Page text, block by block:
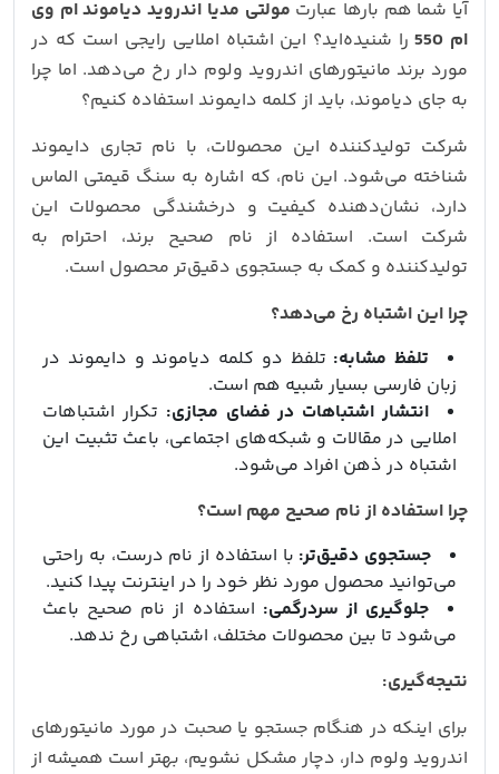
آیا شما هم بارها عبارت مولتی مدیا اندروید دیاموند ام وی
ام 550
را شنیده‌اید؟ این اشتباه املایی رایجی است که در
مورد برند مانیتورهای اندروید ولوم دار رخ می‌دهد. اما چرا
به جای دیاموند، باید از کلمه دایموند استفاده کنیم؟
شرکت تولیدکننده این محصولات، با نام تجاری دایموند
شناخته می‌شود. این نام، که اشاره به سنگ قیمتی الماس
دارد، نشان‌دهنده کیفیت و درخشندگی محصولات این
شرکت است. استفاده از نام صحیح برند، احترام به
تولیدکننده و کمک به جستجوی دقیق‌تر محصول است.
چرا این اشتباه رخ می‌دهد؟
تلفظ مشابه: تلفظ دو کلمه دیاموند و دایموند در
زبان فارسی بسیار شبیه هم است.
انتشار اشتباهات در فضای مجازی: تکرار اشتباهات
املایی در مقالات و شبکه‌های اجتماعی، باعث تثبیت این
اشتباه در ذهن افراد می‌شود.
چرا استفاده از نام صحیح مهم است؟
جستجوی دقیق‌تر: با استفاده از نام درست، به راحتی
می‌توانید محصول مورد نظر خود را در اینترنت پیدا کنید.
جلوگیری از سردرگمی: استفاده از نام صحیح باعث
می‌شود تا بین محصولات مختلف، اشتباهی رخ ندهد.
نتیجه‌گیری:
برای اینکه در هنگام جستجو یا صحبت در مورد مانیتورهای
اندروید ولوم دار، دچار مشکل نشویم، بهتر است همیشه از